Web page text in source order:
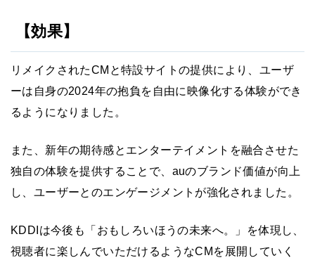
【効果】
リメイクされたCMと特設サイトの提供により、ユーザ
ーは自身の2024年の抱負を自由に映像化する体験ができ
るようになりました。
また、新年の期待感とエンターテイメントを融合させた
独自の体験を提供することで、auのブランド価値が向上
し、ユーザーとのエンゲージメントが強化されました。
KDDIは今後も「おもしろいほうの未来へ。」を体現し、
視聴者に楽しんでいただけるようなCMを展開していく